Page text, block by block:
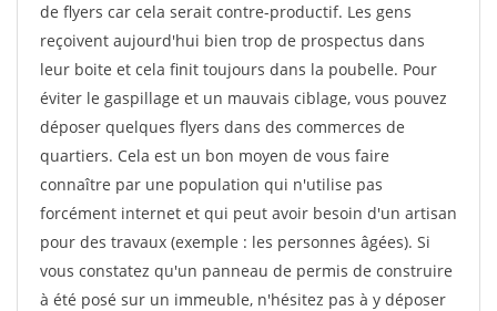
de flyers car cela serait contre-productif. Les gens
reçoivent aujourd'hui bien trop de prospectus dans
leur boite et cela finit toujours dans la poubelle. Pour
éviter le gaspillage et un mauvais ciblage, vous pouvez
déposer quelques flyers dans des commerces de
quartiers. Cela est un bon moyen de vous faire
connaître par une population qui n'utilise pas
forcément internet et qui peut avoir besoin d'un artisan
pour des travaux (exemple : les personnes âgées). Si
vous constatez qu'un panneau de permis de construire
à été posé sur un immeuble, n'hésitez pas à y déposer